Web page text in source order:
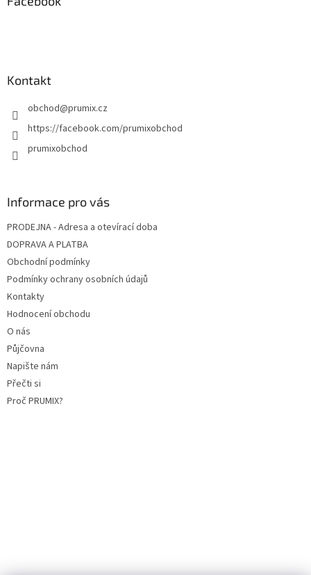
Kontakt
obchod@prumix.cz
https://facebook.com/prumixobchod
prumixobchod
Informace pro vás
PRODEJNA - Adresa a otevírací doba
DOPRAVA A PLATBA
Obchodní podmínky
Podmínky ochrany osobních údajů
Kontakty
Hodnocení obchodu
O nás
Půjčovna
Napište nám
Přečti si
Proč PRUMIX?